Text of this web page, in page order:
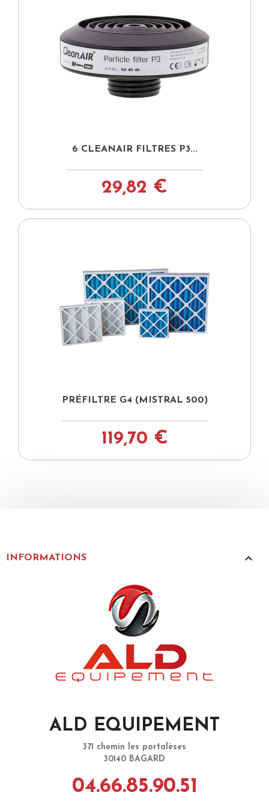
6 CLEANAIR FILTRES P3...
29,82 €
PRÉFILTRE G4 (MISTRAL 500)
119,70 €
INFORMATIONS keyboard_arrow_up
ALD EQUIPEMENT
371 chemin les portalèses
30140 BAGARD
04.66.85.90.51